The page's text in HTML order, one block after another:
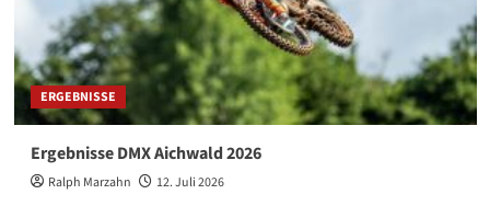
ERGEBNISSE
Ergebnisse DMX Aichwald 2026
Ralph Marzahn 12. Juli 2026